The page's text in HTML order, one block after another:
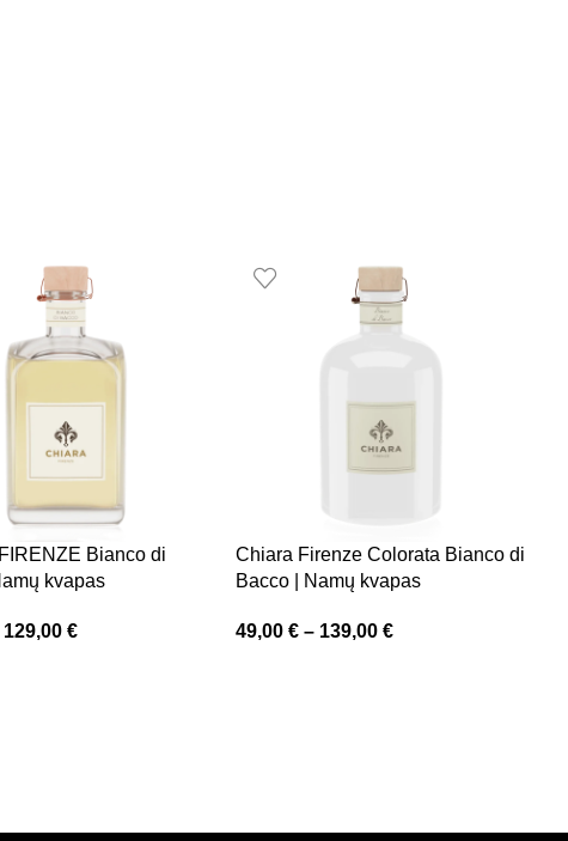
Bianco di
kvapas
129,00 €
Chiara Firenze Colorata Bianco di
Bacco | Namų kvapas
49,00 € – 139,00 €